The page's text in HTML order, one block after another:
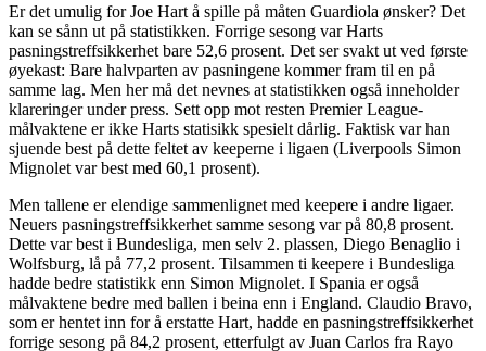
Er det umulig for Joe Hart å spille på måten Guardiola ønsker? Det
kan se sånn ut på statistikken. Forrige sesong var Harts
pasningstreffsikkerhet bare 52,6 prosent. Det ser svakt ut ved første
øyekast: Bare halvparten av pasningene kommer fram til en på
samme lag. Men her må det nevnes at statistikken også inneholder
klareringer under press. Sett opp mot resten Premier League-
målvaktene er ikke Harts statisikk spesielt dårlig. Faktisk var han
sjuende best på dette feltet av keeperne i ligaen (Liverpools Simon
Mignolet var best med 60,1 prosent).
Men tallene er elendige sammenlignet med keepere i andre ligaer.
Neuers pasningstreffsikkerhet samme sesong var på 80,8 prosent.
Dette var best i Bundesliga, men selv 2. plassen, Diego Benaglio i
Wolfsburg, lå på 77,2 prosent. Tilsammen ti keepere i Bundesliga
hadde bedre statistikk enn Simon Mignolet. I Spania er også
målvaktene bedre med ballen i beina enn i England. Claudio Bravo,
som er hentet inn for å erstatte Hart, hadde en pasningstreffsikkerhet
forrige sesong på 84,2 prosent, etterfulgt av Juan Carlos fra Rayo